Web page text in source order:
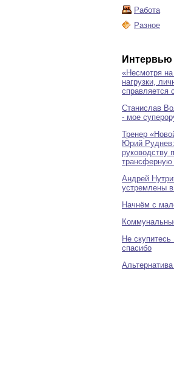
Работа
Разное
Интервью
«Несмотря
нагрузки,
справляется
Станислав
- мое
Тренер
Юрий
руководству
трансферную
Андрей
устремлены
Начнём с
Не скупитесь
спасибо